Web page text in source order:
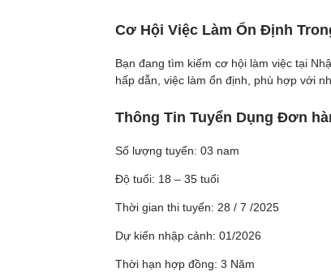
Cơ Hội Việc Làm Ổn Định
Bạn đang tìm kiếm cơ hội làm việc tại
hấp dẫn, việc làm ổn định, phù hợp với
Thông Tin Tuyển Dụng Đơn
Số lượng tuyển: 03 nam
Độ tuổi: 18 – 35 tuổi
Thời gian thi tuyển: 28 / 7 /2025
Dự kiến nhập cảnh: 01/2026
Thời hạn hợp đồng: 3 Năm